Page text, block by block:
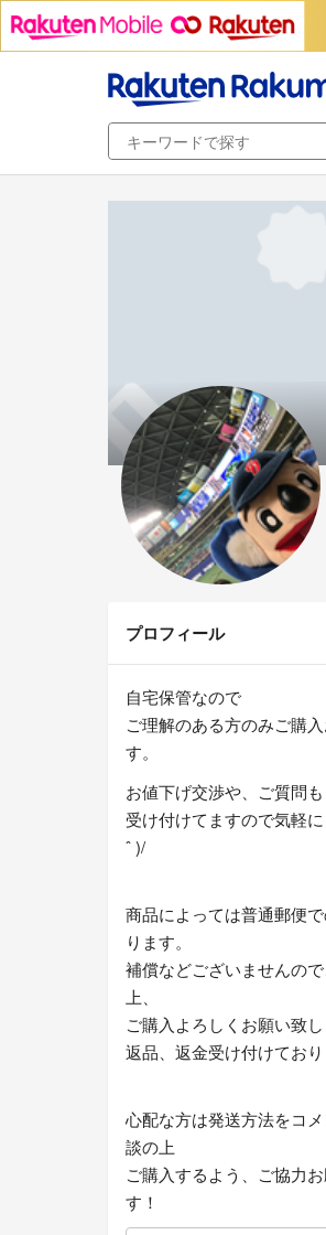
プロフィール
自宅保管なので
ご理解のある方のみご購
す。
お値下げ交渉や、ご質問も
受け付けてますので気軽
ˆ )/
商品によっては普通郵便
ります。
補償などございませんの
上、
ご購入よろしくお願い致し
返品、返金受け付けており
心配な方は発送方法をコ
談の上
ご購入するよう、ご協力
す！